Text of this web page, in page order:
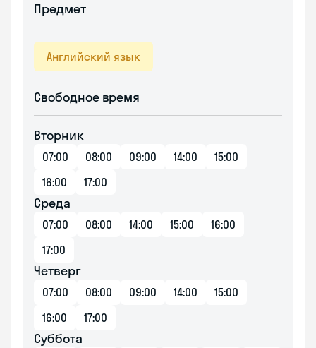
Предмет
Английский язык
Свободное время
Вторник
07:00 08:00 09:00 14:00
15:00
16:00
17:00
Среда
07:00 08:00 14:00 15:00
16:00
17:00
Четверг
07:00 08:00 09:00 14:00
15:00
16:00
17:00
Суббота